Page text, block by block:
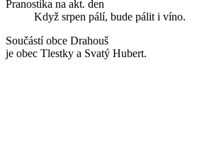
Pranostika na akt. den
Když srpen pálí, bude pálit i víno.
Součástí obce Drahouš
je obec Tlestky a Svatý Hubert.